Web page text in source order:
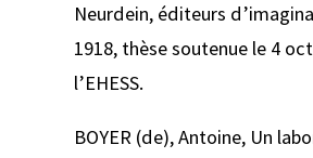
Neurdein, éditeurs
1918, thèse soutenue le 4
l’EHESS.
BOYER (de), Antoine, Un